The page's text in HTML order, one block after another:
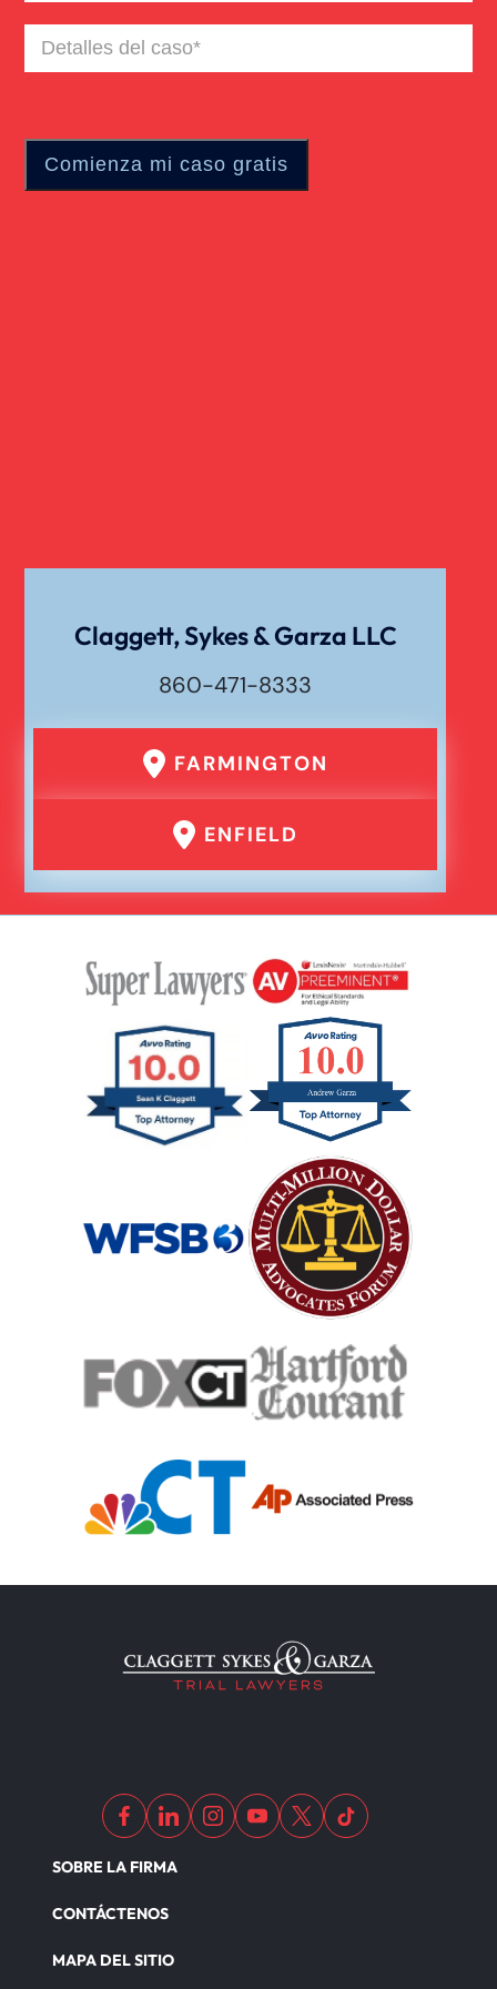
Detalles
del
Claggett, Sykes & Garza LLC
860-471-8333
FARMINGTON
ENFIELD
SOBRE LA FIRMA
CONTÁCTENOS
MAPA DEL SITIO